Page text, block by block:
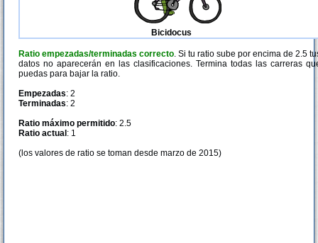
Bicidocus
Ratio empezadas/terminadas correcto. Si tu ratio sube por encima de 2.5
datos no aparecerán en las clasificaciones. Termina todas las carreras
puedas para bajar la ratio.
Empezadas: 2
Terminadas: 2
Ratio máximo permitido: 2.5
Ratio actual : 1
(los valores de ratio se toman desde marzo de 2015)